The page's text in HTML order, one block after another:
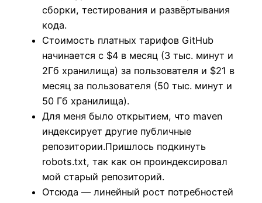
сборки, тестирования и развёртывания
кода.
Стоимость платных тарифов GitHub
начинается с $4 в месяц (3 тыс. минут и
2Гб хранилища) за пользователя и $21 в
месяц за пользователя (50 тыс. минут и
50 Гб хранилища).
Для меня было открытием, что maven
индексирует другие публичные
репозитории.Пришлось подкинуть
robots.txt, так как он проиндексировал
мой старый репозиторий.
Отсюда — линейный рост потребностей